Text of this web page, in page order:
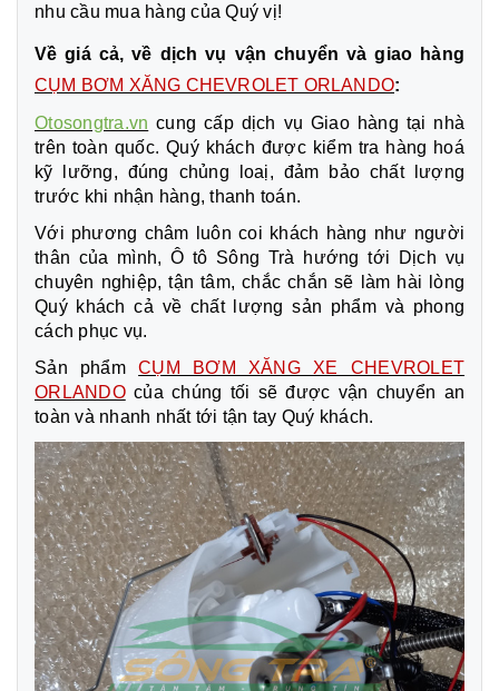
nhu cầu mua hàng của Quý vị!
Về giá cả, về dịch vụ vận chuyển và giao hàng
CỤM BƠM XĂNG CHEVROLET ORLANDO:
Otosongtra.vn cung cấp dịch vụ Giao hàng tại nhà
trên toàn quốc. Quý khách được kiểm tra hàng hoá
kỹ lưỡng, đúng chủng loaị, đảm bảo chất lượng
trước khi nhận hàng, thanh toán.
Với phương châm luôn coi khách hàng như người
thân của mình, Ô tô Sông Trà hướng tới Dịch vụ
chuyên nghiệp, tận tâm, chắc chắn sẽ làm hài lòng
Quý khách cả về chất lượng sản phẩm và phong
cách phục vụ.
Sản phẩmCỤM BƠM XĂNG XE CHEVROLET
ORLANDO của chúng tối sẽ được vận chuyển an
toàn và nhanh nhất tới tận tay Quý khách.